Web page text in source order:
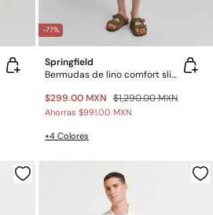
-77%
Springfield
Bermudas de lino comfort slim fit
$299.00 MXN $1,290.00 MXN
Ahorras $991.00 MXN
+4 Colores